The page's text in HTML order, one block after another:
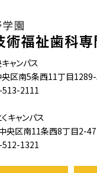
ャンパス
区南5条西11丁目
2111
キャンパス
央区南11条西8丁目2-47
1321